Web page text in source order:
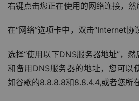
右键点击您正在使用的网络连接，然
在“网络”选项卡中，双击“Internet协
选择“使用以下DNS服务器地址”，
和备用DNS服务器的地址，您可以
如谷歌的8.8.8.8和8.8.4.4,或者您所